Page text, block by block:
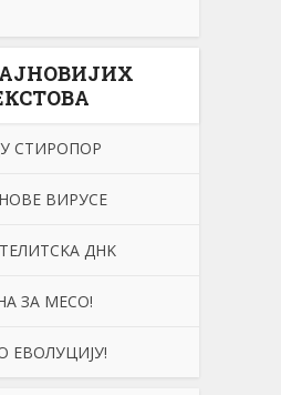
СТИРОПОР
ВИРУСЕ
ДНK
ЗА МЕСО!
ЕВОЛУЦИЈУ!